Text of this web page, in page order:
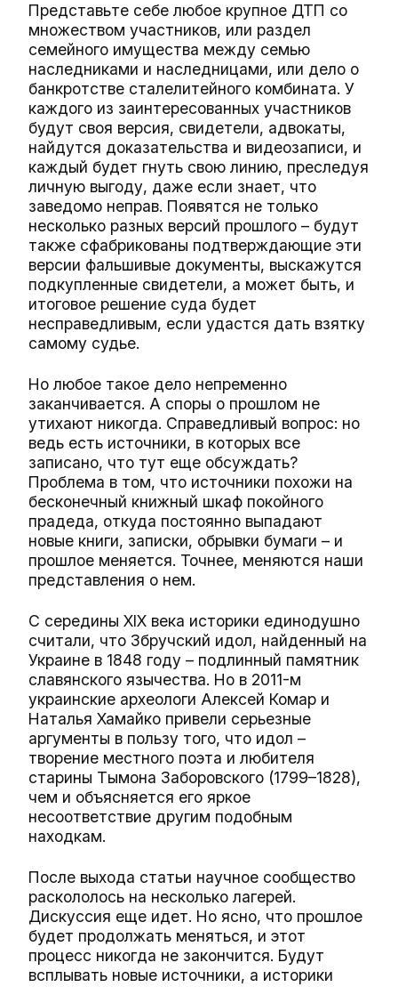
Представьте себе любое крупное ДТП со
множеством участников, или раздел
семейного имущества между семью
наследниками и наследницами, или дело о
банкротстве сталелитейного комбината. У
каждого из заинтересованных участников
будут своя версия, свидетели, адвокаты,
найдутся доказательства и видеозаписи, и
каждый будет гнуть свою линию, преследуя
личную выгоду, даже если знает, что
заведомо неправ. Появятся не только
несколько разных версий прошлого – будут
также сфабрикованы подтверждающие эти
версии фальшивые документы, выскажутся
подкупленные свидетели, а может быть, и
итоговое решение суда будет
несправедливым, если удастся дать взятку
самому судье.
Но любое такое дело непременно
заканчивается. А споры о прошлом не
утихают никогда. Справедливый вопрос: но
ведь есть источники, в которых все
записано, что тут еще обсуждать?
Проблема в том, что источники похожи на
бесконечный книжный шкаф покойного
прадеда, откуда постоянно выпадают
новые книги, записки, обрывки бумаги – и
прошлое меняется. Точнее, меняются наши
представления о нем.
С середины XIX века историки единодушно
считали, что Збручский идол, найденный на
Украине в 1848 году – подлинный памятник
славянского язычества. Но в 2011-м
украинские археологи Алексей Комар и
Наталья Хамайко привели серьезные
аргументы в пользу того, что идол –
творение местного поэта и любителя
старины Тымона Заборовского (1799–1828),
чем и объясняется его яркое
несоответствие другим подобным
находкам.
После выхода статьи научное сообщество
раскололось на несколько лагерей.
Дискуссия еще идет. Но ясно, что прошлое
будет продолжать меняться, и этот
процесс никогда не закончится. Будут
всплывать новые источники, а историки